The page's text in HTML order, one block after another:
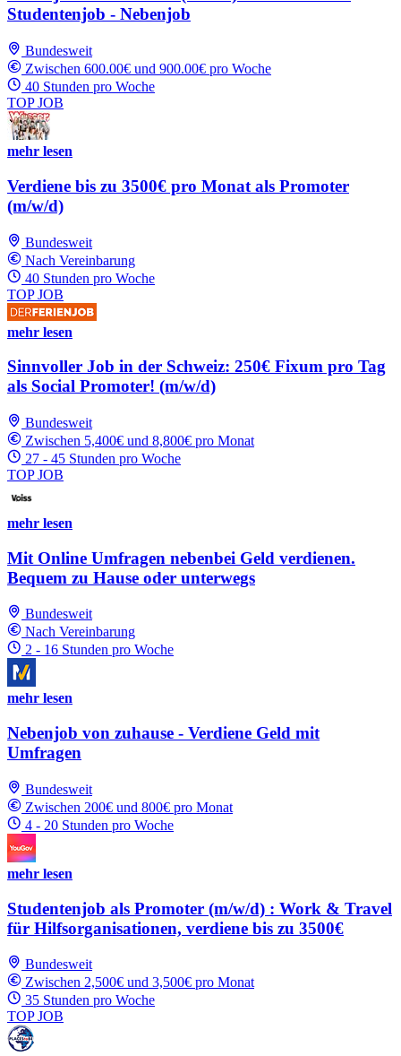
Studentenjob - Nebenjob
Bundesweit
Zwischen 600.00€ und 900.00€ pro Woche
40 Stunden pro Woche
TOP JOB
mehr lesen
Verdiene bis zu 3500€ pro Monat als Promoter
(m/w/d)
Bundesweit
Nach Vereinbarung
40 Stunden pro Woche
TOP JOB
mehr lesen
Sinnvoller Job in der Schweiz: 250€ Fixum pro Tag
als Social Promoter! (m/w/d)
Bundesweit
Zwischen 5,400€ und 8,800€ pro Monat
27 - 45 Stunden pro Woche
TOP JOB
mehr lesen
Mit Online Umfragen nebenbei Geld verdienen.
Bequem zu Hause oder unterwegs
Bundesweit
Nach Vereinbarung
2 - 16 Stunden pro Woche
mehr lesen
Nebenjob von zuhause - Verdiene Geld mit
Umfragen
Bundesweit
Zwischen 200€ und 800€ pro Monat
4 - 20 Stunden pro Woche
mehr lesen
Studentenjob als Promoter (m/w/d) : Work & Travel
für Hilfsorganisationen, verdiene bis zu 3500€
Bundesweit
Zwischen 2,500€ und 3,500€ pro Monat
35 Stunden pro Woche
TOP JOB